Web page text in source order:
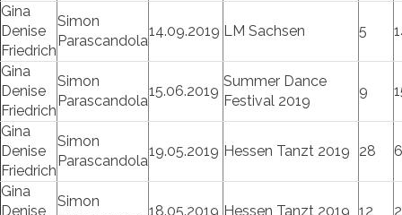
Gina
Denise
Friedrich
Simon
Parascandola
14.09.2019 LM Sachsen 5
Gina
Denise
Friedrich
Simon
Parascandola
15.06.2019
Summer Dance
Festival 2019
9
Gina
Denise
Friedrich
Simon
Parascandola
19.05.2019 Hessen Tanzt 2019 28
Gina
Denise
Simon
18.05.2019 Hessen Tanzt 2019 12